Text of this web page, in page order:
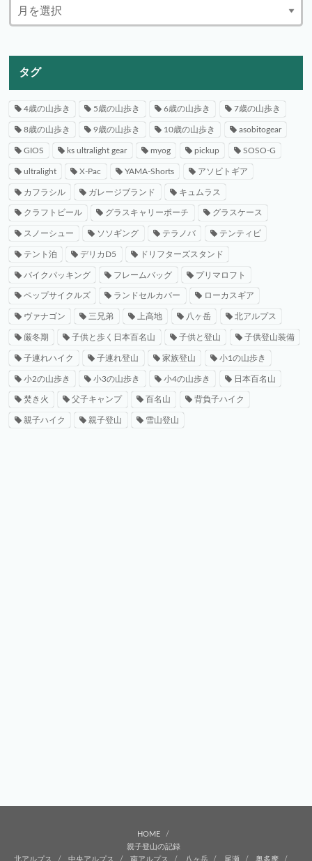
タグ
4歳の山歩き 5歳の山歩き 6歳の山歩き 7歳の山歩き
8歳の山歩き 9歳の山歩き 10歳の山歩き asobitogear
GIOS ks ultralight gear myog pickup SOSO-G
ultralight X-Pac YAMA-Shorts アソビトギア
カフラシル ガレージブランド キュムラス
クラフトビール グラスキャリーポーチ グラスケース
スノーシュー ソソギング テラノバ テンティピ
テント泊 デリカD5 ドリフターズスタンド
バイクパッキング フレームバッグ プリマロフト
ペップサイクルズ ランドセルカバー ローカスギア
ヴァナゴン 三兄弟 上高地 八ヶ岳 北アルプス
厳冬期 子供と歩く日本百名山 子供と登山 子供登山装備
子連れハイク 子連れ登山 家族登山 小1の山歩き
小2の山歩き 小3の山歩き 小4の山歩き 日本百名山
焚き火 父子キャンプ 百名山 背負子ハイク
親子ハイク 親子登山 雪山登山
HOME
親子登山の記録
北アルプス
中央アルプス 南アルプス 八ヶ岳 尾瀬 奥多摩